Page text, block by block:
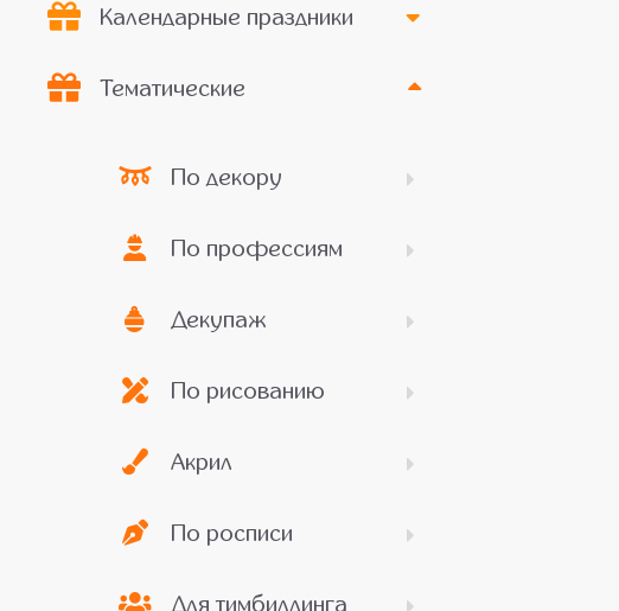
Календарные праздники
Тематические
По декору
По профессиям
Декупаж
По рисованию
Акрил
По росписи
Для тимбилдинга